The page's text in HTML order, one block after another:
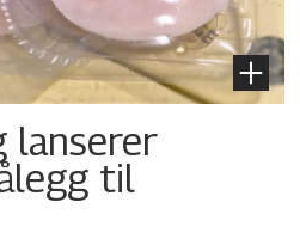
lanserer
til